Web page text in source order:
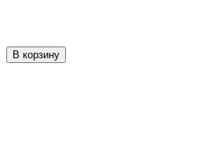
В корзину